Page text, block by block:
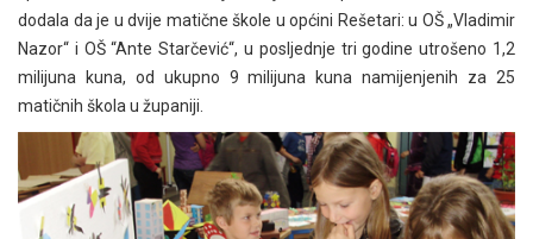
dodala da je u dvije matične škole u općini Rešetari: u OŠ „Vladimir
Nazor“ i OŠ “Ante Starčević“, u posljednje tri godine utrošeno 1,2
milijuna kuna, od ukupno 9 milijuna kuna namijenjenih za 25
matičnih škola u županiji.